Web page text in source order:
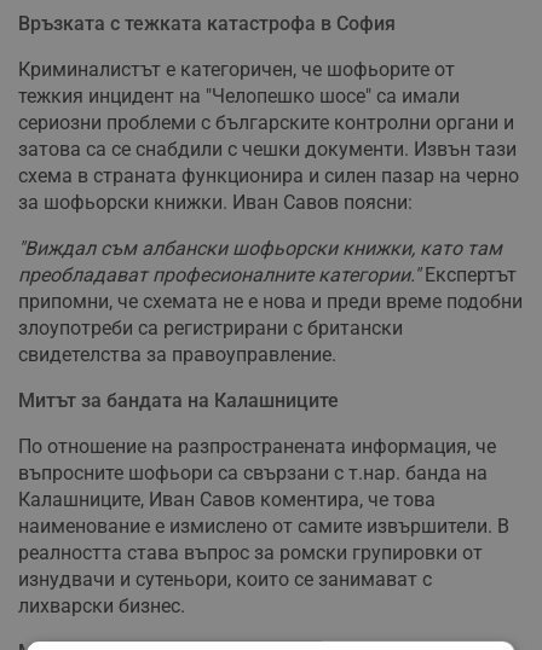
Връзката с тежката катастрофа в София
Криминалистът е категоричен, че шофьорите от
тежкия инцидент на "Челопешко шосе" са имали
сериозни проблеми с българските контролни органи и
затова са се снабдили с чешки документи. Извън тази
схема в страната функционира и силен пазар на черно
за шофьорски книжки. Иван Савов поясни:
"Виждал съм албански шофьорски книжки, като там
преобладават професионалните категории."Експертът
припомни, че схемата не е нова и преди време подобни
злоупотреби са регистрирани с британски
свидетелства за правоуправление.
Митът за бандата на Калашниците
По отношение на разпространената информация, че
въпросните шофьори са свързани с т.нар. банда на
Калашниците, Иван Савов коментира, че това
наименование е измислено от самите извършители. В
реалността става въпрос за ромски групировки от
изнудвачи и сутеньори, които се занимават с
лихварски бизнес.